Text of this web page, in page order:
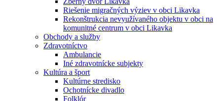
Riešenie migračných výziev v obci Likavka
Rekonštrukcia nevyužívaného objektu v obci na
komunitné centrum v obci Likavka
Obchody a služby
Zdravotníctvo
Ambulancie
Iné zdravotnícke subjekty
Kultúra a šport
Kultúrne stredisko
Ochotnícke divadlo
Folklór